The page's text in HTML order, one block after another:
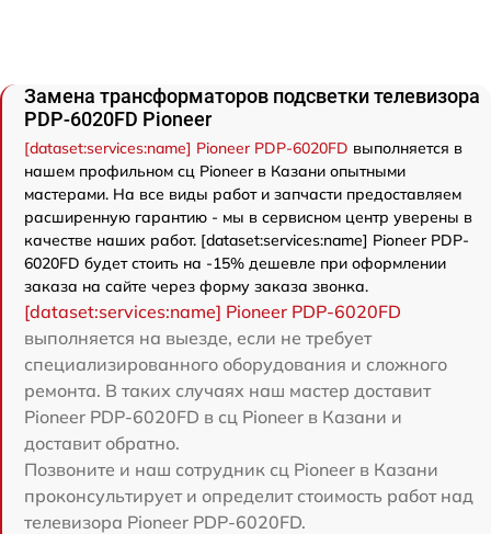
Замена трансформаторов подсветки телевизора
PDP-6020FD Pioneer
[dataset:services:name] Pioneer PDP-6020FD выполняется в
нашем профильном сц Pioneer в Казани опытными
мастерами. На все виды работ и запчасти предоставляем
расширенную гарантию - мы в сервисном центр уверены в
качестве наших работ. [dataset:services:name] Pioneer PDP-
6020FD будет стоить на -15% дешевле при оформлении
заказа на сайте через форму заказа звонка.
[dataset:services:name] Pioneer PDP-6020FD
выполняется на выезде, если не требует
специализированного оборудования и сложного
ремонта. В таких случаях наш мастер доставит
Pioneer PDP-6020FD в сц Pioneer в Казани и
доставит обратно.
Позвоните и наш сотрудник сц Pioneer в Казани
проконсультирует и определит стоимость работ над
телевизора Pioneer PDP-6020FD.